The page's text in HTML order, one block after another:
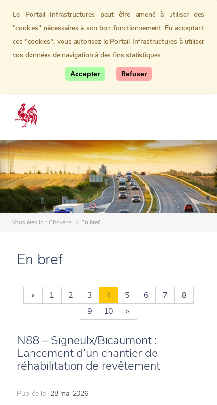
Vous êtes ici : Citoyens En bref
En bref
« 1 2 3 4 5 6 7
8
9
10 »
N88 – Signeulx/Bicaumont :
Lancement d’un chantier de
réhabilitation de revêtement
Publiée le : 28 mai 2026
Le Portail Infrastructures peut être amené à utiliser des
"cookies" nécessaires à son bon fonctionnement. En acceptant
ces "cookies", vous autorisez le Portail Infrastructures à utiliser
vos données de navigation à des fins statistiques.
Accepter Refuser